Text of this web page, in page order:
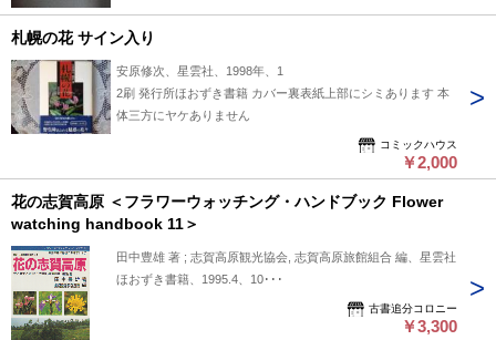
札幌の花 サイン入り
安原修次、星雲社、1998年、1
2刷 発行所ほおずき書籍 カバー裏表紙上部にシミあります 本
体三方にヤケありません
コミックハウス
￥2,000
花の志賀高原 ＜フラワーウォッチング・ハンドブック Flower
watching handbook 11＞
田中豊雄 著 ; 志賀高原観光協会, 志賀高原旅館組合 編、星雲社
ほおずき書籍、1995.4、10･･･
古書追分コロニー
￥3,300